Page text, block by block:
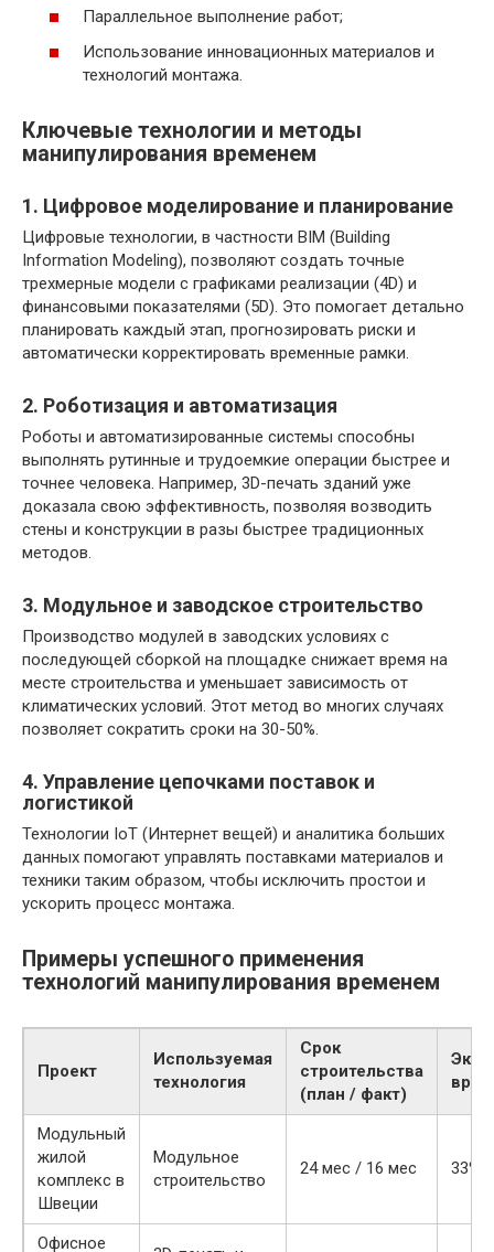
Параллельное выполнение работ;
Использование инновационных материалов и
технологий монтажа.
Ключевые технологии и методы
манипулирования временем
1. Цифровое моделирование и планирование
Цифровые технологии, в частности BIM (Building
Information Modeling), позволяют создать точные
трехмерные модели с графиками реализации (4D) и
финансовыми показателями (5D). Это помогает детально
планировать каждый этап, прогнозировать риски и
автоматически корректировать временные рамки.
2. Роботизация и автоматизация
Роботы и автоматизированные системы способны
выполнять рутинные и трудоемкие операции быстрее и
точнее человека. Например, 3D-печать зданий уже
доказала свою эффективность, позволяя возводить
стены и конструкции в разы быстрее традиционных
методов.
3. Модульное и заводское строительство
Производство модулей в заводских условиях с
последующей сборкой на площадке снижает время на
месте строительства и уменьшает зависимость от
климатических условий. Этот метод во многих случаях
позволяет сократить сроки на 30-50%.
4. Управление цепочками поставок и
логистикой
Технологии IoT (Интернет вещей) и аналитика больших
данных помогают управлять поставками материалов и
техники таким образом, чтобы исключить простои и
ускорить процесс монтажа.
Примеры успешного применения
технологий манипулирования временем
Проект
Используемая
технология
Срок
строительства
(план / факт)
Модульный
жилой
комплекс в
Швеции
Модульное
строительство
24 мес / 16 мес 33%
Офисное